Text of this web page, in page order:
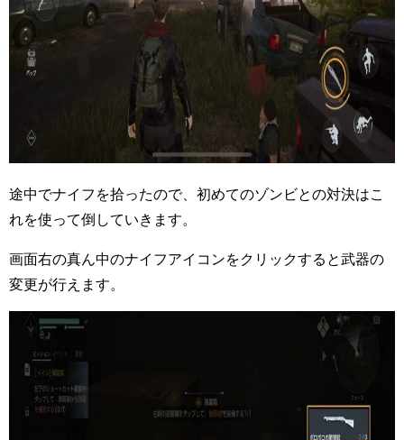
途中でナイフを拾ったので、初めてのゾンビとの対決はこ
れを使って倒していきます。
画面右の真ん中のナイフアイコンをクリックすると武器の
変更が行えます。